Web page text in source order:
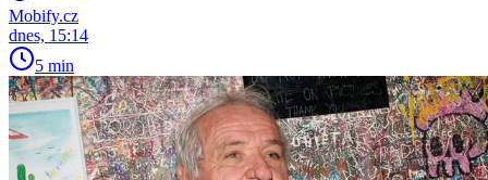
Mobify.cz
dnes, 15:14
5 min